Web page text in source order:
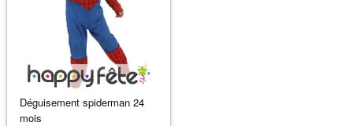
Déguisement spiderman 24
mois